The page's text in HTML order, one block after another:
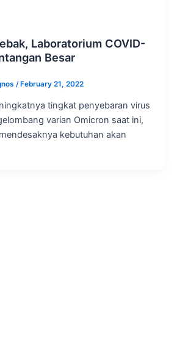
Laboratorium COVID-
Besar
/ February 21, 2022
tingkat penyebaran virus
varian Omicron saat ini,
kebutuhan akan